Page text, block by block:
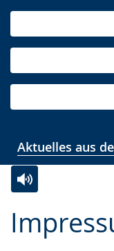
Aktuelles aus
Leichten
Sprache
Audio-
Unterstützung.
Video